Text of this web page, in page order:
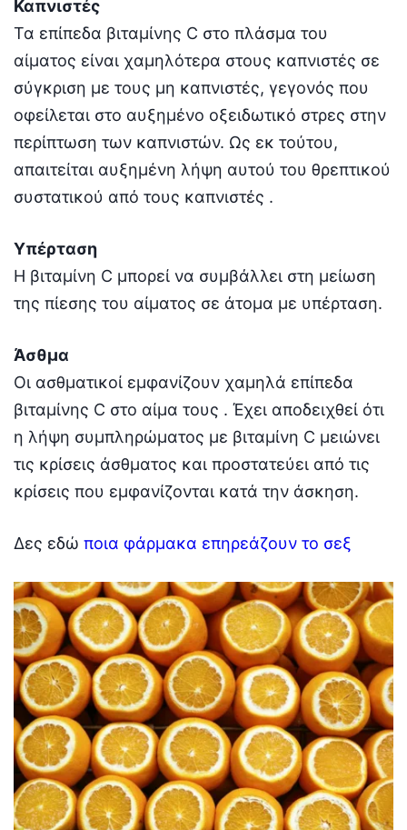
Καπνιστές
Τα επίπεδα βιταμίνης C στο πλάσμα του
αίματος είναι χαμηλότερα στους καπνιστές σε
σύγκριση με τους μη καπνιστές, γεγονός που
οφείλεται στο αυξημένο οξειδωτικό στρες στην
περίπτωση των καπνιστών. Ως εκ τούτου,
απαιτείται αυξημένη λήψη αυτού του θρεπτικού
συστατικού από τους καπνιστές .
Υπέρταση
Η βιταμίνη C μπορεί να συμβάλλει στη μείωση
της πίεσης του αίματος σε άτομα με υπέρταση.
Άσθμα
Οι ασθματικοί εμφανίζουν χαμηλά επίπεδα
βιταμίνης C στο αίμα τους . Έχει αποδειχθεί ότι
η λήψη συμπληρώματος με βιταμίνη C μειώνει
τις κρίσεις άσθματος και προστατεύει από τις
κρίσεις που εμφανίζονται κατά την άσκηση.
Δες εδώ ποια φάρμακα επηρεάζουν το σεξ